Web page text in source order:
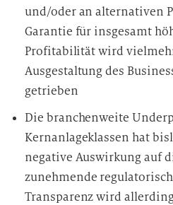
und/oder an alternativen
Garantie für insgesamt
Profitabilität wird
Ausgestaltung des
getrieben
Die branchenweite
Kernanlageklassen hat
negative Auswirkung auf
zunehmende
Transparenz wird